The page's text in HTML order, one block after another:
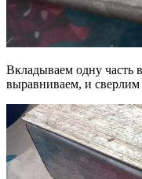
Вкладываем одну часть
выравниваем, и сверлим